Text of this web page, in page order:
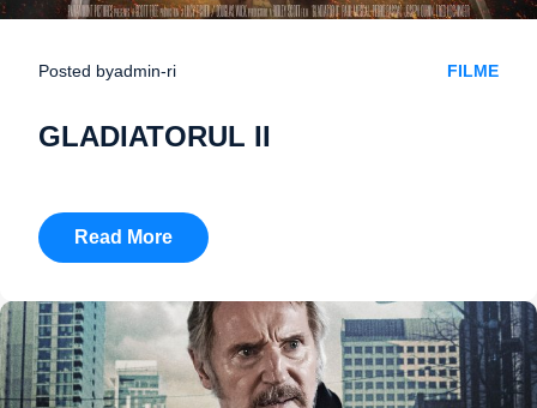
Posted byadmin-ri FILME
GLADIATORUL II
Read More